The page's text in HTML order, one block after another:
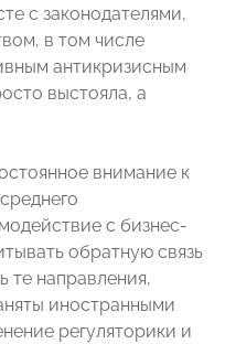
с законодателями,
в том числе
антикризисным
выстояла, а
внимание к
с бизнес-
обратную связь
те направления,
иностранными
регуляторики и